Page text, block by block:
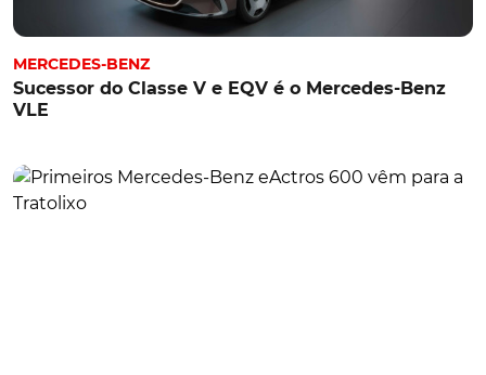
MERCEDES-BENZ
Sucessor do Classe V e EQV é o Mercedes-Benz
VLE